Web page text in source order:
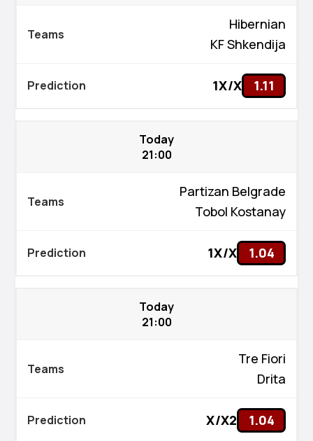
Hibernian
KF Shkendija
1X/X 1.11
Today
21:00
Partizan Belgrade
Tobol Kostanay
1X/X 1.04
Today
21:00
Tre Fiori
Drita
X/X2 1.04